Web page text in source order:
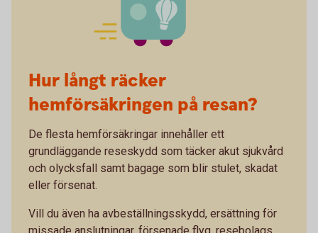
Hur långt räcker
hemförsäkringen på resan?
De flesta hemförsäkringar innehåller ett
grundläggande reseskydd som täcker akut sjukvård
och olycksfall samt bagage som blir stulet, skadat
eller försenat.
Vill du även ha avbeställningsskydd, ersättning för